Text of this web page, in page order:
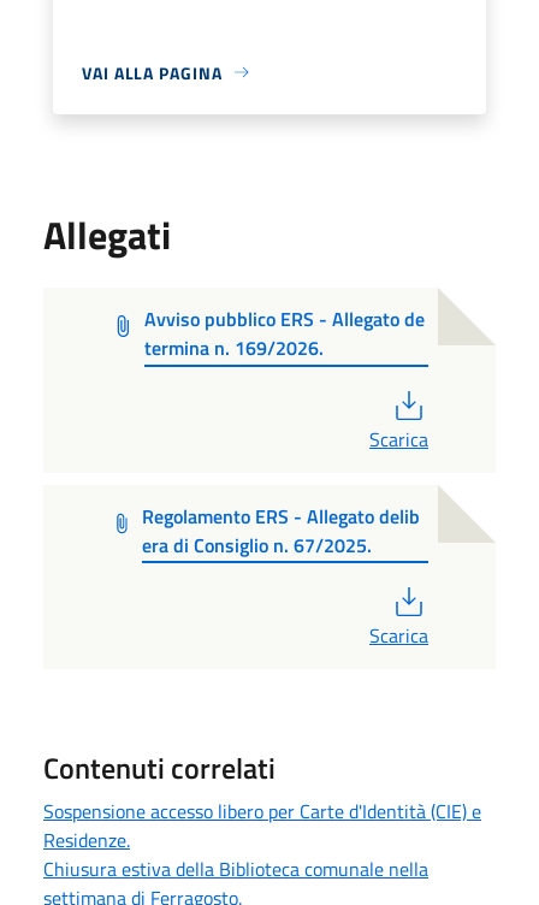
VAI ALLA PAGINA
Allegati
Avviso pubblico ERS - Allegato de
termina n. 169/2026.
Scarica
Regolamento ERS - Allegato delib
era di Consiglio n. 67/2025.
Scarica
Contenuti correlati
Sospensione accesso libero per Carte d'Identità (CIE) e
Residenze.
Chiusura estiva della Biblioteca comunale nella
settimana di Ferragosto.